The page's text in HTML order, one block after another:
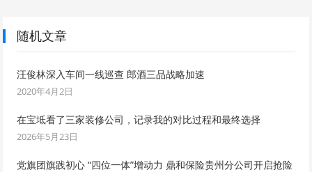
随机文章
汪俊林深入车间一线巡查 郎酒三品战略加速
2020年4月2日
在宝坻看了三家装修公司，记录我的对比过程和最终选择
2026年5月23日
党旗团旗践初心 “四位一体”增动力 鼎和保险贵州分公司开启抢险